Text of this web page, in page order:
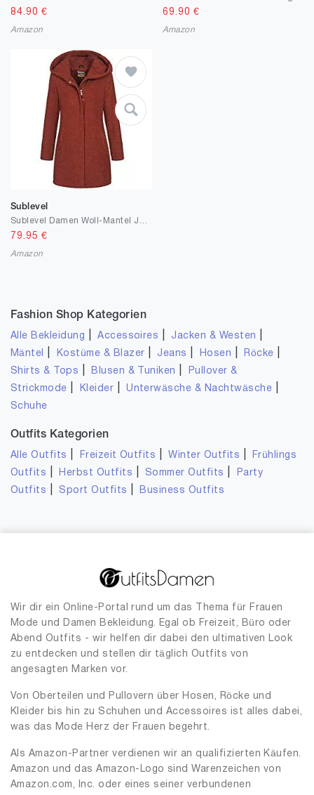
84.90 €
Amazon
69.90 €
Amazon
Sublevel
79.95 €
Amazon
Fashion Shop Kategorien
Alle Bekleidung |Accessoires Jacken & Westen
Mäntel Kostüme & Blazer Jeans Hosen Röcke
Shirts & Tops Blusen & Tuniken
Pullover &
Strickmode
Kleider |Unterwäsche & Nachtwäsche
Schuhe
Outfits Kategorien
Alle Outfits Freizeit Outfits |Winter Outfits
Frühlings
Outfits
Herbst Outfits Sommer Outfits
Party
Outfits
Sport Outfits Business Outfits
Wir dir ein Online-Portal rund um das Thema für Frauen
Mode und Damen Bekleidung. Egal ob Freizeit, Büro oder
Abend Outfits - wir helfen dir dabei den ultimativen Look
zu entdecken und stellen dir täglich Outfits von
angesagten Marken vor.
Von Oberteilen und Pullovern über Hosen, Röcke und
Kleider bis hin zu Schuhen und Accessoires ist alles dabei,
was das Mode Herz der Frauen begehrt.
Als Amazon-Partner verdienen wir an qualifizierten Käufen.
Amazon und das Amazon-Logo sind Warenzeichen von
Amazon.com, Inc. oder eines seiner verbundenen